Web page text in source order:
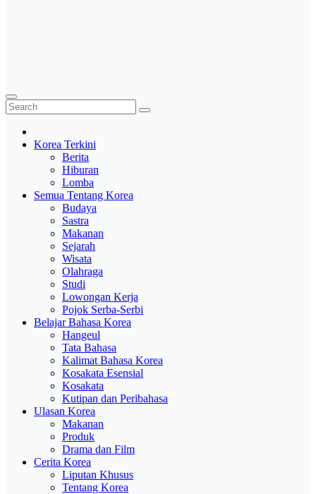
Korea Terkini
Berita
Hiburan
Lomba
Semua Tentang Korea
Budaya
Sastra
Makanan
Sejarah
Wisata
Olahraga
Studi
Lowongan Kerja
Pojok Serba-Serbi
Belajar Bahasa Korea
Hangeul
Tata Bahasa
Kalimat Bahasa Korea
Kosakata Esensial
Kosakata
Kutipan dan Peribahasa
Ulasan Korea
Makanan
Produk
Drama dan Film
Cerita Korea
Liputan Khusus
Tentang Korea